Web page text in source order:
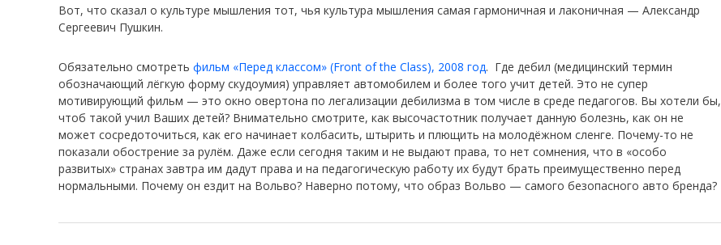
Вот, что сказал о культуре мышления тот, чья культура мышления самая гармоничная и лаконичная — Александр
Сергеевич Пушкин.
Обязательно смотреть фильм «Перед классом» (Front of the Class), 2008 год. Где дебил (медицинский термин
обозначающий лёгкую форму скудоумия) управляет автомобилем и более того учит детей. Это не супер
мотивирующий фильм — это окно овертона по легализации дебилизма в том числе в среде педагогов. Вы хотели бы,
чтоб такой учил Ваших детей? Внимательно смотрите, как высочастотник получает данную болезнь, как он не
может сосредоточиться, как его начинает колбасить, штырить и плющить на молодёжном сленге. Почему-то не
показали обострение за рулём. Даже если сегодня таким и не выдают права, то нет сомнения, что в «особо
развитых» странах завтра им дадут права и на педагогическую работу их будут брать преимущественно перед
нормальными. Почему он ездит на Вольво? Наверно потому, что образ Вольво — самого безопасного авто бренда?